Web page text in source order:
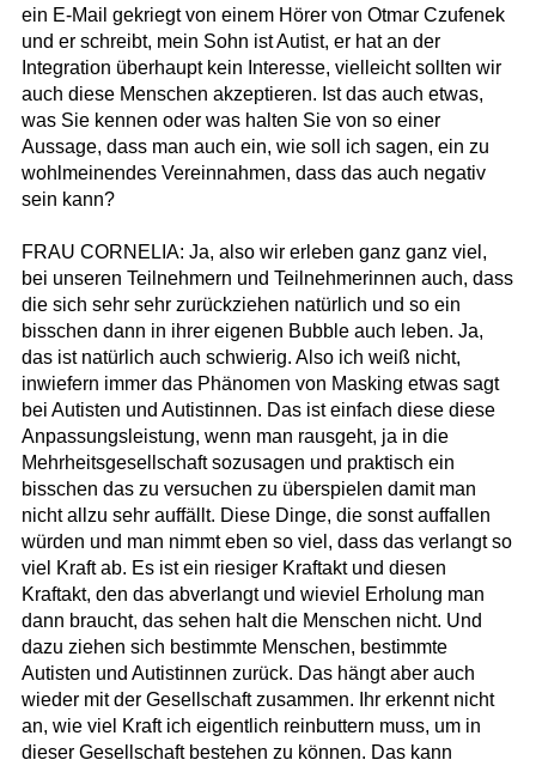
ein E-Mail gekriegt von einem Hörer von Otmar Czufenek
und er schreibt, mein Sohn ist Autist, er hat an der
Integration überhaupt kein Interesse, vielleicht sollten wir
auch diese Menschen akzeptieren. Ist das auch etwas,
was Sie kennen oder was halten Sie von so einer
Aussage, dass man auch ein, wie soll ich sagen, ein zu
wohlmeinendes Vereinnahmen, dass das auch negativ
sein kann?
FRAU CORNELIA: Ja, also wir erleben ganz ganz viel,
bei unseren Teilnehmern und Teilnehmerinnen auch, dass
die sich sehr sehr zurückziehen natürlich und so ein
bisschen dann in ihrer eigenen Bubble auch leben. Ja,
das ist natürlich auch schwierig. Also ich weiß nicht,
inwiefern immer das Phänomen von Masking etwas sagt
bei Autisten und Autistinnen. Das ist einfach diese diese
Anpassungsleistung, wenn man rausgeht, ja in die
Mehrheitsgesellschaft sozusagen und praktisch ein
bisschen das zu versuchen zu überspielen damit man
nicht allzu sehr auffällt. Diese Dinge, die sonst auffallen
würden und man nimmt eben so viel, dass das verlangt so
viel Kraft ab. Es ist ein riesiger Kraftakt und diesen
Kraftakt, den das abverlangt und wieviel Erholung man
dann braucht, das sehen halt die Menschen nicht. Und
dazu ziehen sich bestimmte Menschen, bestimmte
Autisten und Autistinnen zurück. Das hängt aber auch
wieder mit der Gesellschaft zusammen. Ihr erkennt nicht
an, wie viel Kraft ich eigentlich reinbuttern muss, um in
dieser Gesellschaft bestehen zu können. Das kann